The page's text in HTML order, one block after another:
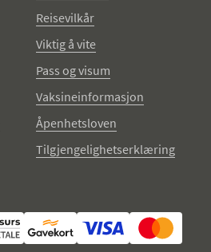
Reisevilkår
Viktig å vite
Pass og visum
Vaksineinformasjon
Åpenhetsloven
Tilgjengelighetserklæring